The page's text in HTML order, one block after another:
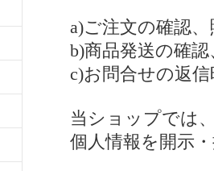
a)ご注文の確認、
b)商品発送の確認
c)お問合せの返信
当ショップでは
個人情報を開示